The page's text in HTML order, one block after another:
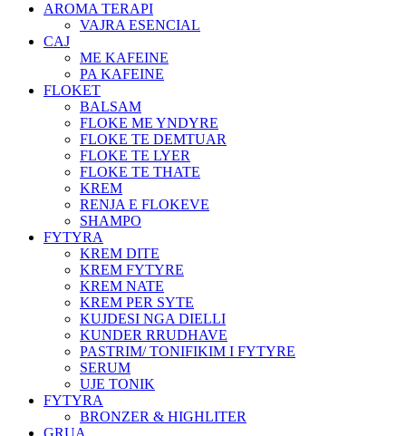
AROMA TERAPI
VAJRA ESENCIAL
CAJ
ME KAFEINE
PA KAFEINE
FLOKET
BALSAM
FLOKE ME YNDYRE
FLOKE TE DEMTUAR
FLOKE TE LYER
FLOKE TE THATE
KREM
RENJA E FLOKEVE
SHAMPO
FYTYRA
KREM DITE
KREM FYTYRE
KREM NATE
KREM PER SYTE
KUJDESI NGA DIELLI
KUNDER RRUDHAVE
PASTRIM/ TONIFIKIM I FYTYRE
SERUM
UJE TONIK
FYTYRA
BRONZER & HIGHLITER
GRUA